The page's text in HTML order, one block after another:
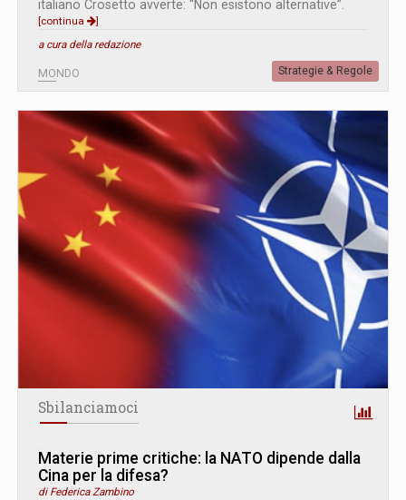
italiano Crosetto avverte: “Non esistono alternative”.
[continua
]
a cura della redazione
MONDO Strategie & Regole
Sbilanciamoci
Materie prime critiche: la NATO dipende dalla
Cina per la difesa?
di Federica Zambino